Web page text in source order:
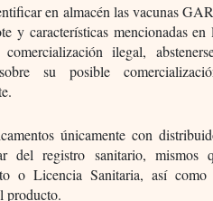
en almacén las vacunas
y características mencionadas
ilegal,
su posible
únicamente con
del registro sanitario,
o Licencia Sanitaria, así
producto.